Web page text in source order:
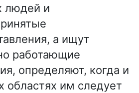
людей и
а ищут
работающие
определяют, когда и
областях им следует